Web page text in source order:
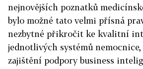
nejnovějších poznatků
bylo možné tato velmi přísná
nezbytné přikročit ke kvalitní
jednotlivých systémů
zajištění podpory business